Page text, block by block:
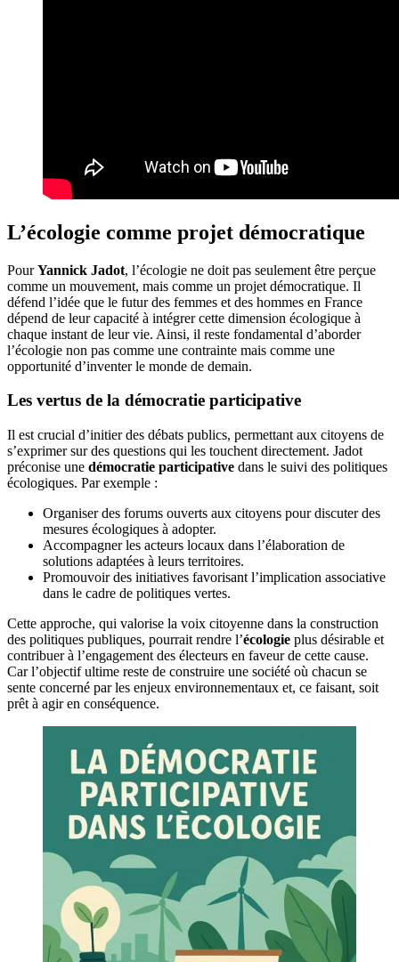
L’écologie comme projet démocratique
PourYannick Jadot, l’écologie ne doit pas seulement être perçue
comme un mouvement, mais comme un projet démocratique. Il
défend l’idée que le futur des femmes et des hommes en France
dépend de leur capacité à intégrer cette dimension écologique à
chaque instant de leur vie. Ainsi, il reste fondamental d’aborder
l’écologie non pas comme une contrainte mais comme une
opportunité d’inventer le monde de demain.
Les vertus de la démocratie participative
Il est crucial d’initier des débats publics, permettant aux citoyens de
s’exprimer sur des questions qui les touchent directement. Jadot
préconise une démocratie participative dans le suivi des politiques
écologiques. Par exemple :
Organiser des forums ouverts aux citoyens pour discuter des
mesures écologiques à adopter.
Accompagner les acteurs locaux dans l’élaboration de
solutions adaptées à leurs territoires.
Promouvoir des initiatives favorisant l’implication associative
dans le cadre de politiques vertes.
Cette approche, qui valorise la voix citoyenne dans la construction
des politiques publiques, pourrait rendre l’écologie plus désirable et
contribuer à l’engagement des électeurs en faveur de cette cause.
Car l’objectif ultime reste de construire une société où chacun se
sente concerné par les enjeux environnementaux et, ce faisant, soit
prêt à agir en conséquence.